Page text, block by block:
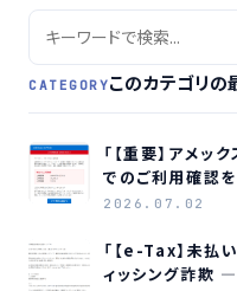
CATEGORYこのカテゴリの
「【重要】アメッ
でのご利用確認
メールです
2026.07.02
「【e-Tax】未払
ィッシング詐欺